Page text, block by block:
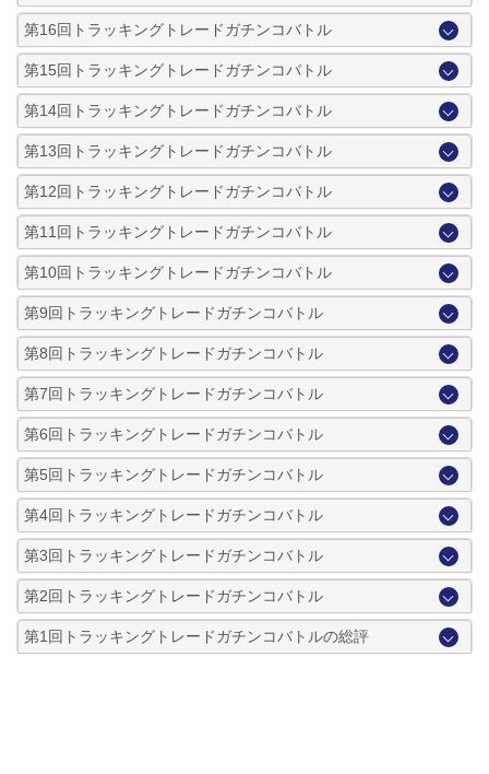
第16回トラッキングトレードガチンコバトル
第15回トラッキングトレードガチンコバトル
第14回トラッキングトレードガチンコバトル
第13回トラッキングトレードガチンコバトル
第12回トラッキングトレードガチンコバトル
第11回トラッキングトレードガチンコバトル
第10回トラッキングトレードガチンコバトル
第9回トラッキングトレードガチンコバトル
第8回トラッキングトレードガチンコバトル
第7回トラッキングトレードガチンコバトル
第6回トラッキングトレードガチンコバトル
第5回トラッキングトレードガチンコバトル
第4回トラッキングトレードガチンコバトル
第3回トラッキングトレードガチンコバトル
第2回トラッキングトレードガチンコバトル
第1回トラッキングトレードガチンコバトルの総評